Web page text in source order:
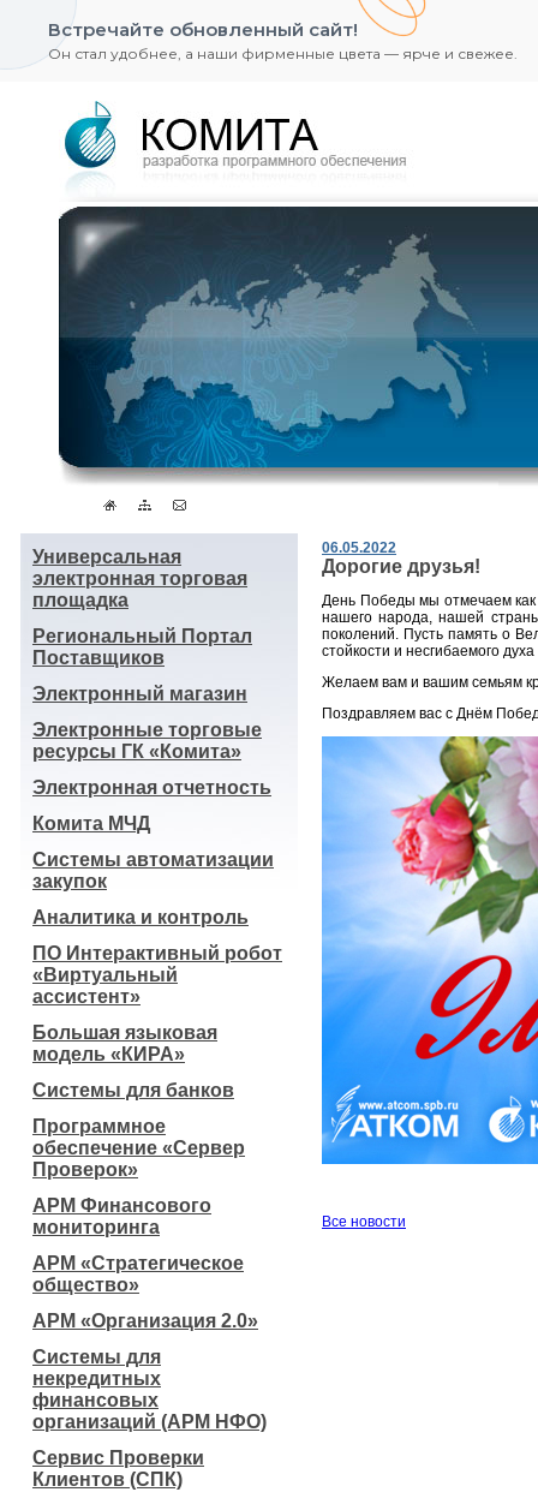
Встречайте обновленный сайт!
Он стал удобнее, а наши фирменные цвета — ярче и свежее.
Универсальная
электронная торговая
площадка
Региональный Портал
Поставщиков
Электронный магазин
Электронные торговые
ресурсы ГК «Комита»
Электронная отчетность
Комита МЧД
Системы автоматизации
закупок
Аналитика и контроль
ПО Интерактивный робот
«Виртуальный
ассистент»
Большая языковая
модель «КИРА»
Системы для банков
Программное
обеспечение «Сервер
Проверок»
АРМ Финансового
мониторинга
АРМ «Стратегическое
общество»
АРМ «Организация 2.0»
Системы для
некредитных
финансовых
организаций (АРМ НФО)
Сервис Проверки
Клиентов (СПК)
06.05.2022
Дорогие друзья!
День Победы мы отмечаем как
нашего народа, нашей
поколений. Пусть память о
стойкости и несгибаемого
Желаем вам и вашим семьям
Поздравляем вас с Днём
Все новости